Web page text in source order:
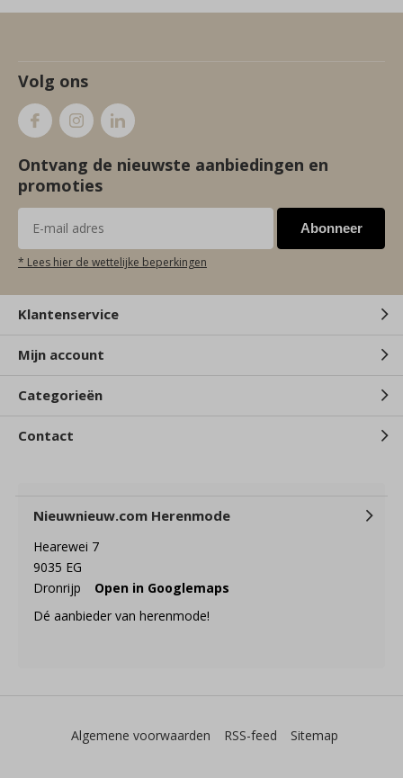
Volg ons
Ontvang de nieuwste aanbiedingen en
promoties
Abonneer
* Lees hier de wettelijke beperkingen
Klantenservice
Mijn account
Categorieën
Contact
Nieuwnieuw.com Herenmode
Hearewei 7
9035 EG
Dronrijp
Open in Googlemaps
Dé aanbieder van herenmode!
Algemene voorwaarden RSS-feed Sitemap